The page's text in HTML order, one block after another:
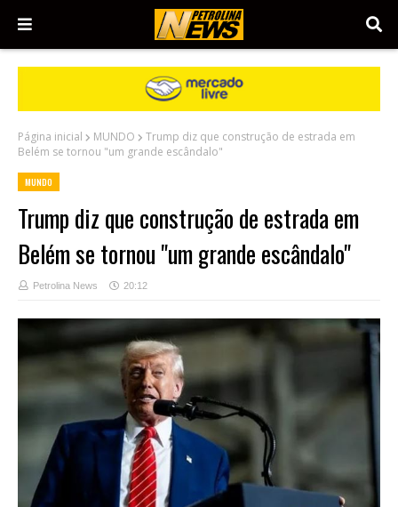
Página inicial MUNDO
Trump diz que construção de estrada em
Belém se tornou "um grande escândalo"
MUNDO
Trump diz que construção de estrada em
Belém se tornou "um grande escândalo"
Petrolina News 20:12